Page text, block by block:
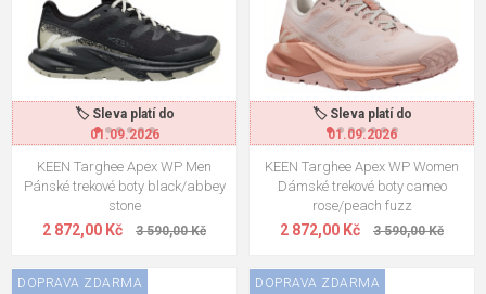
🏷️ Sleva platí do
01.09.2026
KEEN Targhee Apex WP Men
Pánské trekové boty black/abbey
stone
2 872,00 Kč 3 590,00 Kč
🏷️ Sleva platí do
01.09.2026
KEEN Targhee Apex WP Women
Dámské trekové boty cameo
rose/peach fuzz
2 872,00 Kč 3 590,00 Kč
DOPRAVA ZDARMA DOPRAVA ZDARMA